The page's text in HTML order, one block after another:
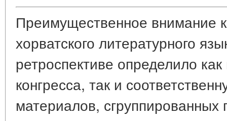
Преимущественное внимание
хорватского литературного
ретроспективе определило
конгресса, так и
материалов,